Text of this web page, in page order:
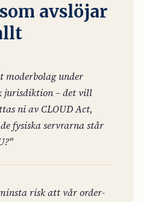
avslöjar
moderbolag under
jurisdiktion – det vill
ni av CLOUD Act,
fysiska servrarna står
risk att vår order-